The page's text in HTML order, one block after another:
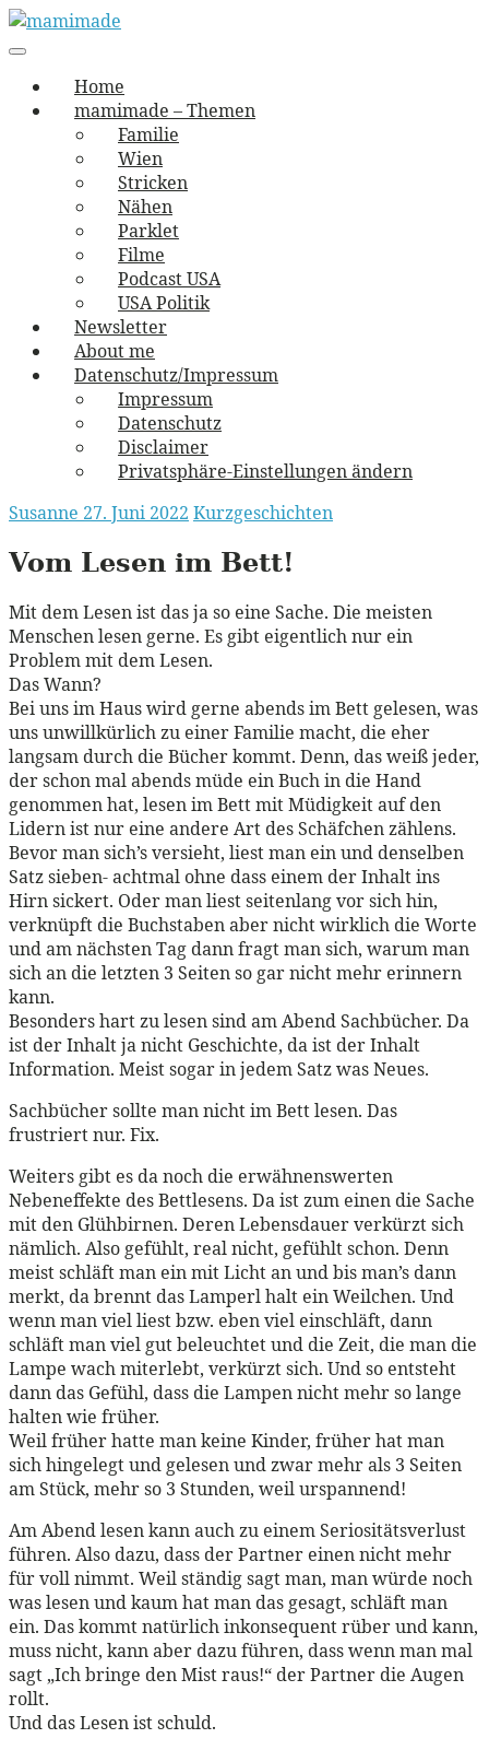
Skip
to
mamimade
vernäht und zugetextet
navigation
Menu
Home
mamimade – Themen
Familie
Wien
Stricken
Nähen
Parklet
Filme
Podcast USA
USA Politik
Newsletter
About me
Datenschutz/Impressum
Impressum
Datenschutz
Disclaimer
Privatsphäre-Einstellungen ändern
Susanne 27. Juni 2022 Kurzgeschichten
Vom Lesen im Bett!
Mit dem Lesen ist das ja so eine Sache. Die meisten
Menschen lesen gerne. Es gibt eigentlich nur ein
Problem mit dem Lesen.
Das Wann?
Bei uns im Haus wird gerne abends im Bett gelesen, was
uns unwillkürlich zu einer Familie macht, die eher
langsam durch die Bücher kommt. Denn, das weiß jeder,
der schon mal abends müde ein Buch in die Hand
genommen hat, lesen im Bett mit Müdigkeit auf den
Lidern ist nur eine andere Art des Schäfchen zählens.
Bevor man sich’s versieht, liest man ein und denselben
Satz sieben- achtmal ohne dass einem der Inhalt ins
Hirn sickert. Oder man liest seitenlang vor sich hin,
verknüpft die Buchstaben aber nicht wirklich die Worte
und am nächsten Tag dann fragt man sich, warum man
sich an die letzten 3 Seiten so gar nicht mehr erinnern
kann.
Besonders hart zu lesen sind am Abend Sachbücher. Da
ist der Inhalt ja nicht Geschichte, da ist der Inhalt
Information. Meist sogar in jedem Satz was Neues.
Sachbücher sollte man nicht im Bett lesen. Das
frustriert nur. Fix.
Weiters gibt es da noch die erwähnenswerten
Nebeneffekte des Bettlesens. Da ist zum einen die Sache
mit den Glühbirnen. Deren Lebensdauer verkürzt sich
nämlich. Also gefühlt, real nicht, gefühlt schon. Denn
meist schläft man ein mit Licht an und bis man’s dann
merkt, da brennt das Lamperl halt ein Weilchen. Und
wenn man viel liest bzw. eben viel einschläft, dann
schläft man viel gut beleuchtet und die Zeit, die man die
Lampe wach miterlebt, verkürzt sich. Und so entsteht
dann das Gefühl, dass die Lampen nicht mehr so lange
halten wie früher.
Weil früher hatte man keine Kinder, früher hat man
sich hingelegt und gelesen und zwar mehr als 3 Seiten
am Stück, mehr so 3 Stunden, weil urspannend!
Am Abend lesen kann auch zu einem Seriositätsverlust
führen. Also dazu, dass der Partner einen nicht mehr
für voll nimmt. Weil ständig sagt man, man würde noch
was lesen und kaum hat man das gesagt, schläft man
ein. Das kommt natürlich inkonsequent rüber und kann,
muss nicht, kann aber dazu führen, dass wenn man mal
sagt „Ich bringe den Mist raus!“ der Partner die Augen
rollt.
Und das Lesen ist schuld.